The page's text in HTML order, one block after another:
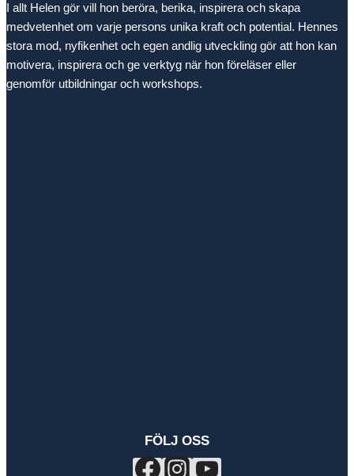
I allt Helen gör vill hon beröra, berika, inspirera och skapa
medvetenhet om varje persons unika kraft och potential. Hennes
stora mod, nyfikenhet och egen andlig utveckling gör att hon kan
motivera, inspirera och ge verktyg när hon föreläser eller
genomför utbildningar och workshops.
FÖLJ OSS